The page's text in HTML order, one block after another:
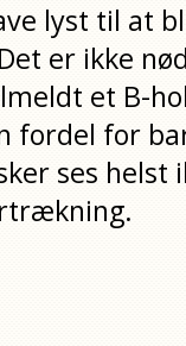
lyst til at
er ikke
et B-
fordel for
ses